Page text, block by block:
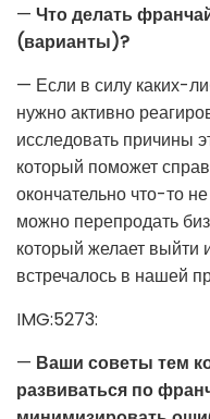
— Что делать
(варианты)?
— Если в силу каких-
нужно активно
исследовать причины
который поможет
окончательно что-то
можно перепродать
который желает выйти
встречалось в нашей
IMG:5273:
— Ваши советы тем
развиваться по